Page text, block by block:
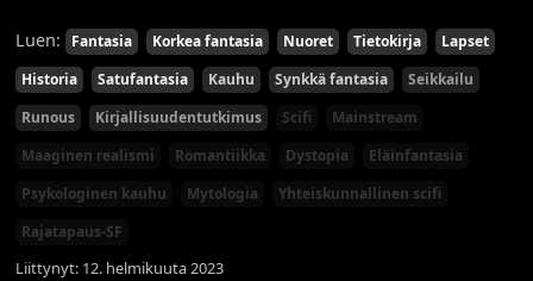
Luen: Fantasia Korkea fantasia Nuoret Tietokirja
Lapset
Historia
Satufantasia Kauhu Synkkä fantasia
Seikkailu
Runous
Kirjallisuudentutkimus Scifi
Mainstream
Maaginen realismi
Romantiikka Dystopia
Eläinfantasia
Psykologinen kauhu
Mytologia
Yhteiskunnallinen scifi
Rajatapaus-SF
Liittynyt: 12. helmikuuta 2023